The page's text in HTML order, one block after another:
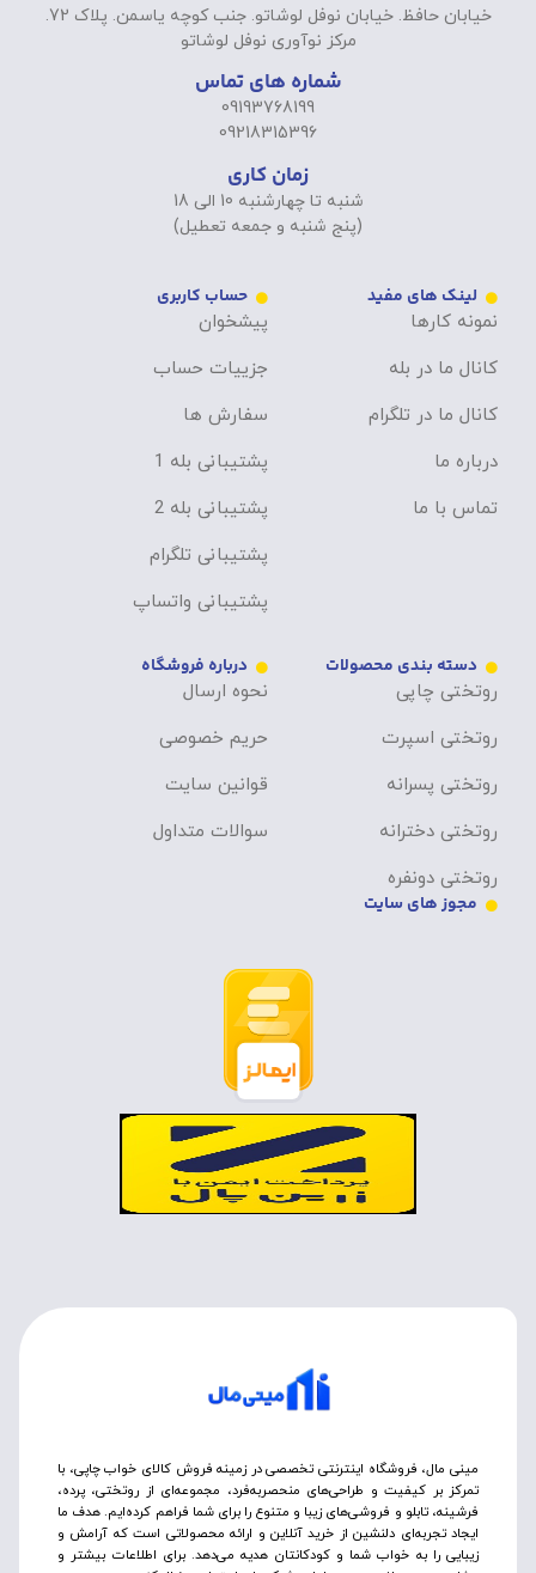
خیابان حافظ. خیابان نوفل لوشاتو. جنب کوچه یاسمن. پلاک 72.
مرکز نوآوری نوفل لوشاتو
شماره های تماس
09193768199
09218315396
زمان کاری
شنبه تا چهارشنبه 10 الی 18
(پنج شنبه و جمعه تعطیل)
لینک های مفید
نمونه کارها
کانال ما در بله
کانال ما در تلگرام
درباره ما
تماس با ما
حساب کاربری
پیشخوان
جزییات حساب
سفارش ها
پشتیبانی بله 1
پشتیبانی بله 2
پشتیبانی تلگرام
پشتیبانی واتساپ
دسته بندی محصولات
روتختی چاپی
روتختی اسپرت
روتختی پسرانه
روتختی دخترانه
روتختی دونفره
درباره فروشگاه
نحوه ارسال
حریم خصوصی
قوانین سایت
سوالات متداول
مجوز های سایت
مینی مال، فروشگاه اینترنتی تخصصی در زمینه فروش کالای خواب چاپی، با
تمرکز بر کیفیت و طراحی‌های منحصربه‌فرد، مجموعه‌ای از روتختی‌، پرده،
فرشینه، تابلو و فروشی‌های زیبا و متنوع را برای شما فراهم کرده‌ایم. هدف ما
ایجاد تجربه‌ای دلنشین از خرید آنلاین و ارائه محصولاتی است که آرامش و
زیبایی را به خواب شما و کودکانتان هدیه می‌دهد. برای اطلاعات بیشتر و